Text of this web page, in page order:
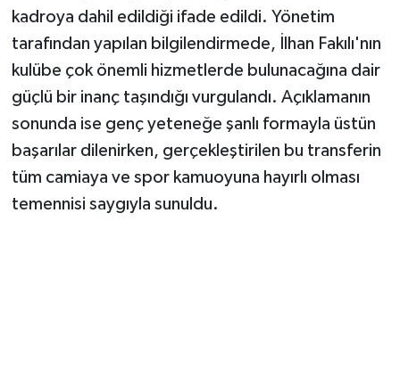
kadroya dahil edildiği ifade edildi. Yönetim
tarafından yapılan bilgilendirmede, İlhan Fakılı'nın
kulübe çok önemli hizmetlerde bulunacağına dair
güçlü bir inanç taşındığı vurgulandı. Açıklamanın
sonunda ise genç yeteneğe şanlı formayla üstün
başarılar dilenirken, gerçekleştirilen bu transferin
tüm camiaya ve spor kamuoyuna hayırlı olması
temennisi saygıyla sunuldu.